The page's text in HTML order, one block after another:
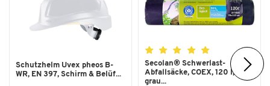
Schutzhelm Uvex pheos B-
WR, EN 397, Schirm & Belüf...
Secolan® Schwerlast-
Abfallsäcke, COEX, 120 l,
grau...